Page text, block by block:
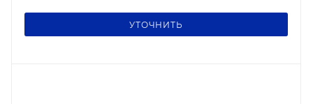
УТОЧНИТЬ